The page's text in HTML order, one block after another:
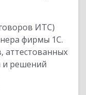
ИТС)
фирмы 1С.
аттестованных
и решений